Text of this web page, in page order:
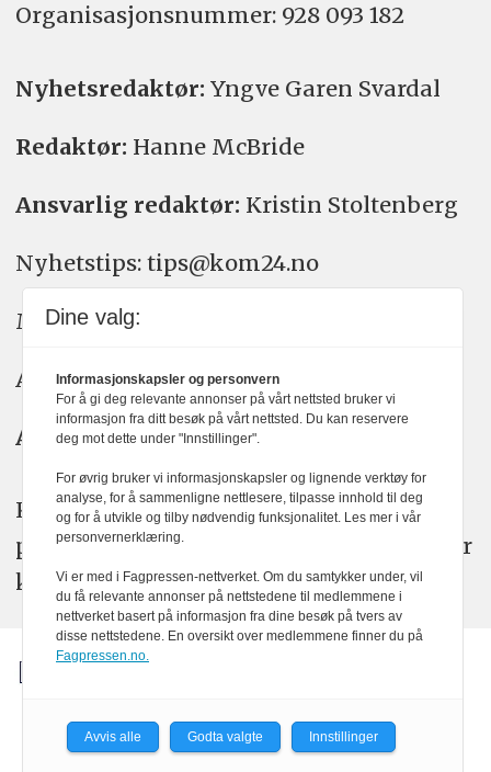
Organisasjons­nummer: 928 093 182
Nyhetsredaktør: Yngve Garen Svardal
Redaktør: Hanne McBride
Ansvarlig redaktør: Kristin Stoltenberg
Nyhetstips: tips@kom24.no
Meninger: meninger@kom24.no
Annonse: annonse@watchmedia.no
Abonnement:kom24@watchmedia.no
KOM24 arbeider etter Vær Varsom-
plakatens regler for god presseskikk. Her
kan du lese mer omPFUsarbeid.
Dine valg:
Informasjonskapsler og personvern
For å gi deg relevante annonser på vårt nettsted bruker vi
informasjon fra ditt besøk på vårt nettsted. Du kan reservere
deg mot dette under "Innstillinger".
For øvrig bruker vi informasjonskapsler og lignende verktøy for
analyse, for å sammenligne nettlesere, tilpasse innhold til deg
og for å utvikle og tilby nødvendig funksjonalitet. Les mer i vår
personvernerklæring.
Vi er med i Fagpressen-nettverket. Om du samtykker under, vil
du få relevante annonser på nettstedene til medlemmene i
nettverket basert på informasjon fra dine besøk på tvers av
disse nettstedene. En oversikt over medlemmene finner du på
Fagpressen.no.
Avvis alle Godta valgte Innstillinger